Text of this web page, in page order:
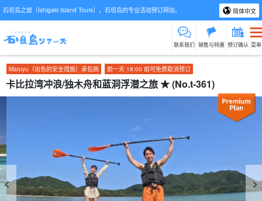
石垣岛之旅（Ishigaki Island Tours），石垣岛的专业活动预订网站。 简体中文
联系我们 销售与特惠 预订确认 菜单
Maruyu（出色的安全措施）承包商 前一天 18:00 前可免费取消预订
卡比拉湾冲浪/独木舟和蓝洞浮潜之旅 ★ (No.t-361)